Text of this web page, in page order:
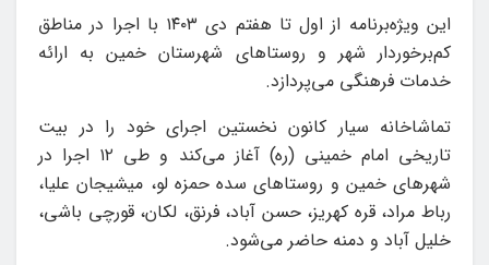
این ویژه‌برنامه از اول تا هفتم دی ۱۴۰۳ با اجرا در مناطق
کم‌برخوردار شهر و روستاهای شهرستان خمین به ارائه
خدمات فرهنگی می‌پردازد.
تماشاخانه سیار کانون نخستین اجرای خود را در بیت
تاریخی امام خمینی (ره) آغاز می‌کند و طی ۱۲ اجرا در
شهرهای خمین و روستاهای سده حمزه لو، میشیجان علیا،
رباط مراد، قره کهریز، حسن آباد، فرنق، لکان، قورچی باشی،
خلیل آباد و دمنه حاضر می‌شود.